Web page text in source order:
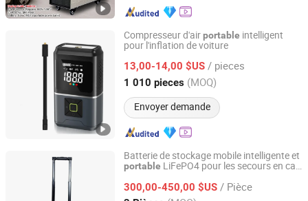
Compresseur d'airportable intelligent
pour l'inflation de voiture
13,00-14,00 $US / pieces
1 010 pieces (MOQ)
Envoyer demande
Ningbo Lanhai Technology Co., Ltd
Zhejiang, China Depuis 2020
Batterie de stockage mobile intelligente et
portable LiFePO4 pour les secours en cas
300,00-450,00 $US / Pièce
Zhejiang Fimos Energy Technology Co., Ltd.